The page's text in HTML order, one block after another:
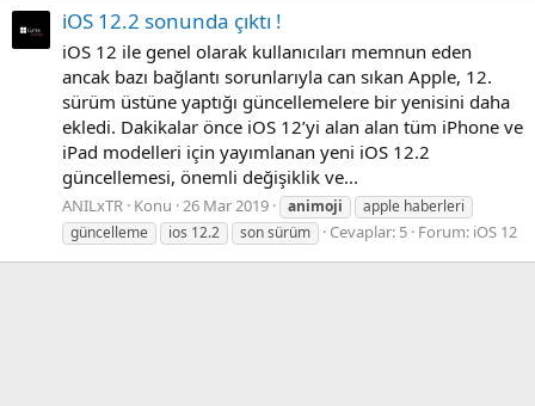
iOS 12.2 sonunda çıktı !
iOS 12 ile genel olarak kullanıcıları memnun eden
ancak bazı bağlantı sorunlarıyla can sıkan Apple, 12.
sürüm üstüne yaptığı güncellemelere bir yenisini daha
ekledi. Dakikalar önce iOS 12’yi alan alan tüm iPhone ve
iPad modelleri için yayımlanan yeni iOS 12.2
güncellemesi, önemli değişiklik ve...
ANILxTR Konu 26 Mar 2019 animoji
apple haberleri
güncelleme
ios 12.2 son sürüm Cevaplar: 5 Forum: iOS 12